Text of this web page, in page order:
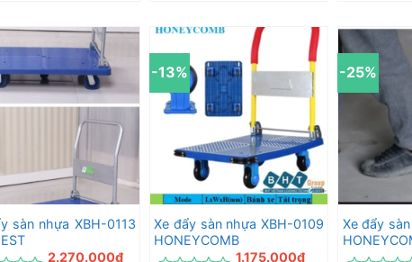
hạng
sao
hạng
0
sao
sàn nhựa XBH-0113
2.270.000₫
-13%
Xe đẩy sàn nhựa XBH-0109
HONEYCOMB
1.175.000₫
-25%
Xe đẩy